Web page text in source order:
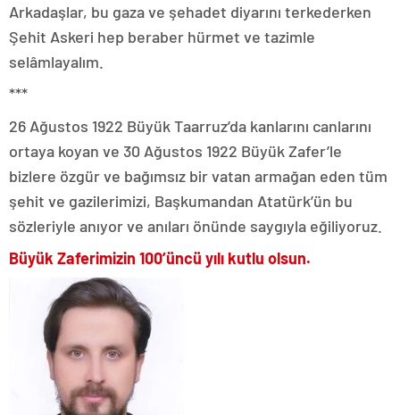
Arkadaşlar, bu gaza ve şehadet diyarını terkederken
Şehit Askeri hep beraber hürmet ve tazimle
selâmlayalım.
***
26 Ağustos 1922 Büyük Taarruz’da kanlarını canlarını
ortaya koyan ve 30 Ağustos 1922 Büyük Zafer’le
bizlere özgür ve bağımsız bir vatan armağan eden tüm
şehit ve gazilerimizi, Başkumandan Atatürk’ün bu
sözleriyle anıyor ve anıları önünde saygıyla eğiliyoruz.
Büyük Zaferimizin 100’üncü yılı kutlu olsun.